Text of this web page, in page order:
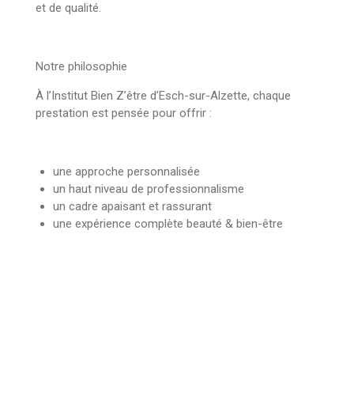
et de qualité.
Notre philosophie
À l’Institut Bien Z’être d’Esch-sur-Alzette, chaque
prestation est pensée pour offrir :
une approche personnalisée
un haut niveau de professionnalisme
un cadre apaisant et rassurant
une expérience complète beauté & bien-être